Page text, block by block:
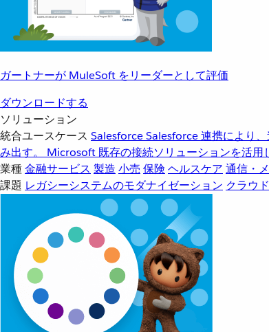
ガートナーが MuleSoft をリーダーとして評価
ダウンロードする
ソリューション
統合ユースケース SalesforceSalesforce 連携により
み出す。
Microsoft 既存の接続ソリューションを活用
業種金融サービス 製造 小売 保険 ヘルスケア 通信・
課題 レガシーシステムのモダナイゼーション クラウ